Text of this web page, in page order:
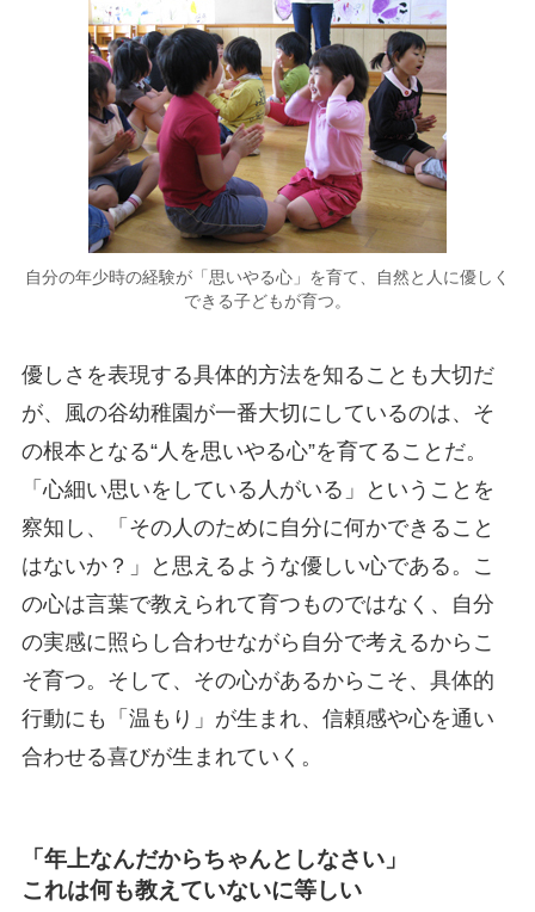
自分の年少時の経験が「思いやる心」を育て、自然と人に優しく
できる子どもが育つ。
優しさを表現する具体的方法を知ることも大切だ
が、風の谷幼稚園が一番大切にしているのは、そ
の根本となる“人を思いやる心”を育てることだ。
「心細い思いをしている人がいる」ということを
察知し、「その人のために自分に何かできること
はないか？」と思えるような優しい心である。こ
の心は言葉で教えられて育つものではなく、自分
の実感に照らし合わせながら自分で考えるからこ
そ育つ。そして、その心があるからこそ、具体的
行動にも「温もり」が生まれ、信頼感や心を通い
合わせる喜びが生まれていく。
「年上なんだからちゃんとしなさい」
これは何も教えていないに等しい